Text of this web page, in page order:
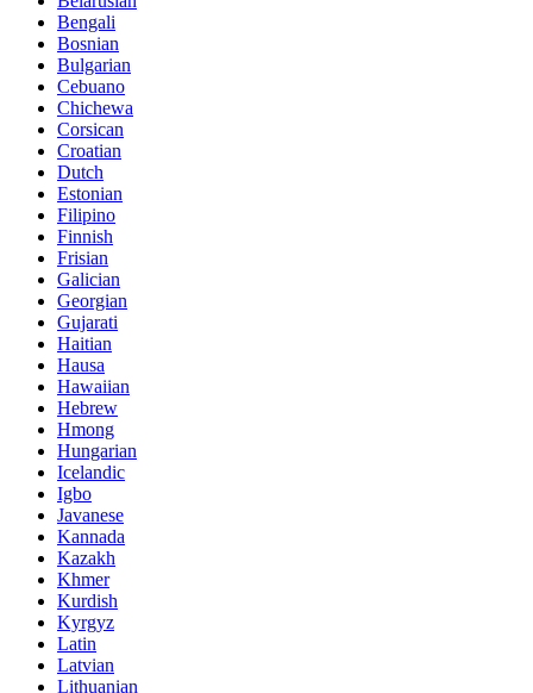
Bengali
Bosnian
Bulgarian
Cebuano
Chichewa
Corsican
Croatian
Dutch
Estonian
Filipino
Finnish
Frisian
Galician
Georgian
Gujarati
Haitian
Hausa
Hawaiian
Hebrew
Hmong
Hungarian
Icelandic
Igbo
Javanese
Kannada
Kazakh
Khmer
Kurdish
Kyrgyz
Latin
Latvian
Lithuanian